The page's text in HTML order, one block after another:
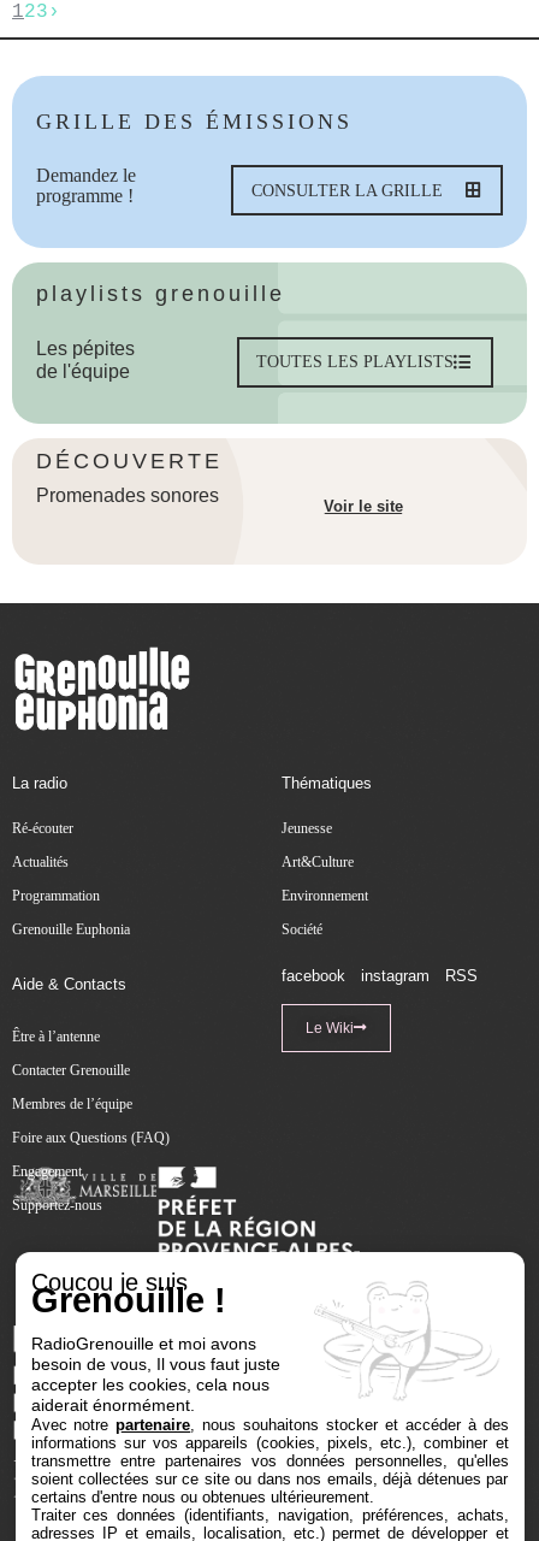
123 ›
GRILLE DES ÉMISSIONS
Demandez le
programme !
CONSULTER LA GRILLE
playlists grenouille
Les pépites
de l'équipe
TOUTES LES PLAYLISTS
DÉCOUVERTE
Promenades sonores
Voir le site
La radio
Ré-écouter
Actualités
Programmation
Grenouille Euphonia
Thématiques
Jeunesse
Art&Culture
Environnement
Société
Aide & Contacts
Être à l’antenne
Contacter Grenouille
Membres de l’équipe
Foire aux Questions (FAQ)
Engagement
Supportez-nous
facebook instagram RSS
Le Wiki
Coucou je suis
Grenouille !
RadioGrenouille et moi avons
besoin de vous, Il vous faut juste
accepter les cookies, cela nous
aiderait énormément.
Avec notrepartenaire , nous souhaitons stocker et accéder à des
informations sur vos appareils (cookies, pixels, etc.), combiner et
transmettre entre partenaires vos données personnelles, qu'elles
soient collectées sur ce site ou dans nos emails, déjà détenues par
certains d'entre nous ou obtenues ultérieurement.
Traiter ces données (identifiants, navigation, préférences, achats,
adresses IP et emails, localisation, etc.) permet de développer et